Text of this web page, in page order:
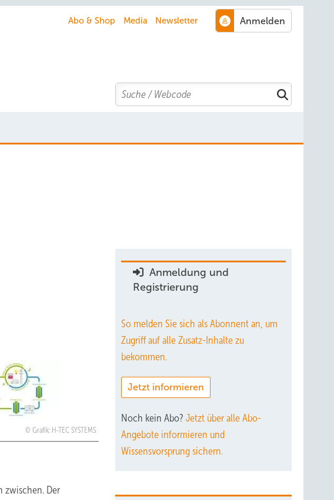
Abo & Shop Media Newsletter
Search
Grafik: H-TEC SYSTEMS
zwischen. Der
Anmeldung und
Registrierung
So melden Sie sich als Abonnent an, um
Zugriff auf alle Zusatz-Inhalte zu
bekommen.
Jetzt informieren
Noch kein Abo? Jetzt über alle Abo-
Angebote informieren und
Wissensvorsprung sichern.